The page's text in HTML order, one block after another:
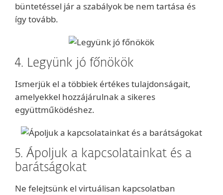
büntetéssel jár a szabályok be nem tartása és
így tovább.
4. Legyünk jó főnökök
Ismerjük el a többiek értékes tulajdonságait,
amelyekkel hozzájárulnak a sikeres
együttműködéshez.
5. Ápoljuk a kapcsolatainkat és a
barátságokat
Ne felejtsünk el virtuálisan kapcsolatban